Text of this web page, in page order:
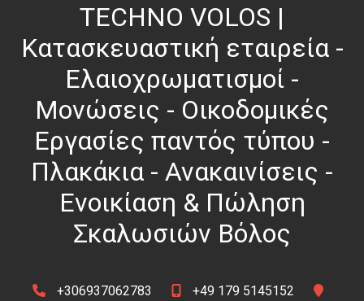
TECHNO VOLOS |
Κατασκευαστική εταιρεία -
Ελαιοχρωματισμοί -
Μονώσεις - Οικοδομικές
Εργασίες παντός τύπου -
Πλακάκια - Ανακαινίσεις -
Ενοικίαση & Πώληση
Σκαλωσιών Βόλος
+306937062783
+49 179 5145152